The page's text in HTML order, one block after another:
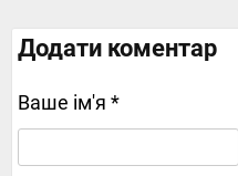
Додати коментар
Ваше ім'я *